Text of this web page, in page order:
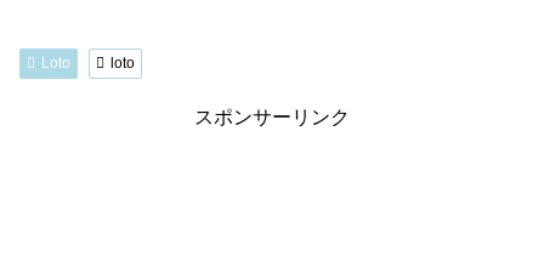
Loto loto
スポンサーリンク